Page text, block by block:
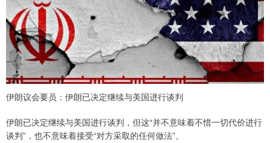
伊朗议会要员：伊朗已决定继续与美国进行谈判
伊朗已决定继续与美国进行谈判，但这“并不意味着不惜一切代价进行
谈判”，也不意味着接受“对方采取的任何做法”。